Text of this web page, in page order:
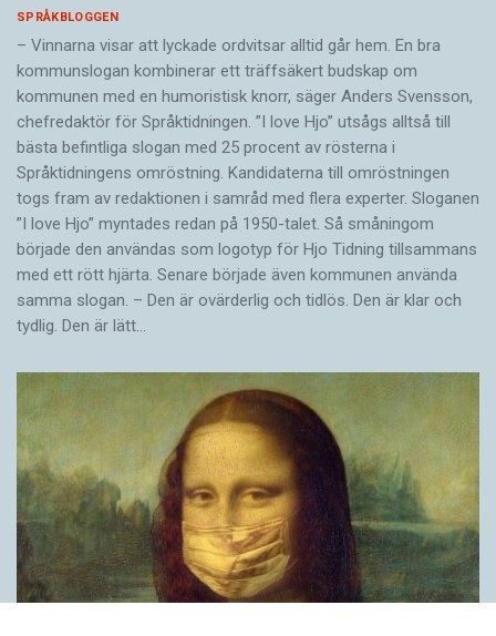
SPRÅKBLOGGEN
– Vinnarna visar att lyckade ordvitsar alltid går hem. En bra
kommunslogan kombinerar ett träffsäkert budskap om
kommunen med en humoristisk knorr, säger Anders Svensson,
chefredaktör för Språktidningen. ”I love Hjo” utsågs alltså till
bästa befintliga slogan med 25 procent av rösterna i
Språktidningens omröstning. Kandidaterna till omröstningen
togs fram av redaktionen i samråd med flera experter. Sloganen
”I love Hjo” myntades redan på 1950-talet. Så småningom
började den användas som logotyp för Hjo Tidning tillsammans
med ett rött hjärta. Senare började även kommunen använda
samma slogan. – Den är ovärderlig och tidlös. Den är klar och
tydlig. Den är lätt…